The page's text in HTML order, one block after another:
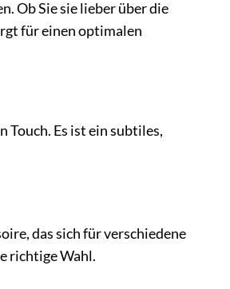
Ob Sie sie lieber über die
für einen optimalen
Touch. Es ist ein subtiles,
das sich für verschiedene
richtige Wahl.